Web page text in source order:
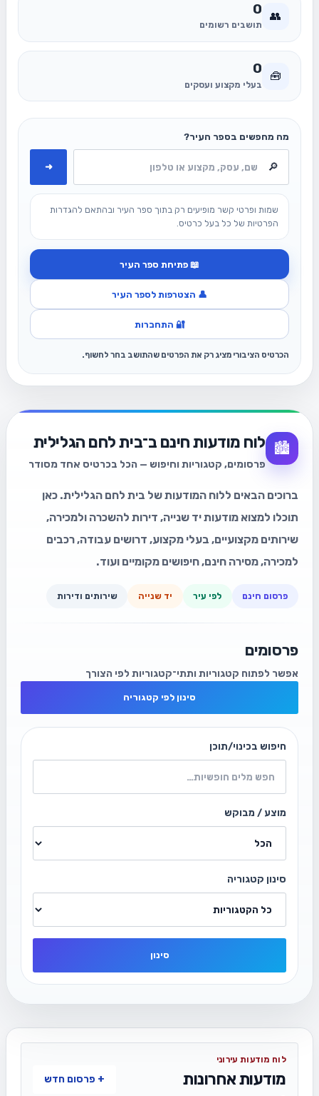
👥
0
תושבים רשומים
🧰
0
בעלי מקצוע ועסקים
מה מחפשים בספר העיר?
➜
שמות ופרטי קשר מופיעים רק בתוך ספר העיר ובהתאם להגדרות
הפרטיות של כל בעל כרטיס.
📖 פתיחת ספר העיר
👤 הצטרפות לספר העיר
🔐 התחברות
הכרטיס הציבורי מציג רק את הפרטים שהתושב בחר לחשוף.
🏙️ לוח מודעות חינם ב־בית לחם הגלילית
פרסומים, קטגוריות וחיפוש — הכל בכרטיס אחד מסודר
ברוכים הבאים ללוח המודעות של בית לחם הגלילית. כאן
תוכלו למצוא מודעות יד שנייה, דירות להשכרה ולמכירה,
שירותים מקצועיים, בעלי מקצוע, דרושים עבודה, רכבים
למכירה, מסירה חינם, חיפושים מקומיים ועוד.
פרסום חינם לפי עיר יד שנייה שירותים ודירות
פרסומים
אפשר לפתוח קטגוריות ותתי־קטגוריות לפי הצורך
סינון לפי קטגוריה
חיפוש בכינוי/תוכן
מוצע / מבוקש
סינון קטגוריה
סינון
לוח מודעות עירוני
מודעות אחרונות + פרסום חדש